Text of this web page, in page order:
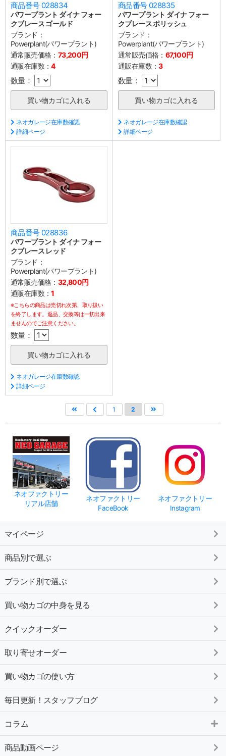
商品番号 028834
パワープラント ダイナ フォー
クブレース ゴールド
ブランド：
Powerplant(パワープラント)
通常販売価格： 73,200円
通販在庫数：4
数量：
ネオガレージ在庫数確認
詳細ページ
商品番号 028835
パワープラント ダイナ フォー
クブレース ポリッシュ
ブランド：
Powerplant(パワープラント)
通常販売価格： 67,100円
通販在庫数：3
数量：
ネオガレージ在庫数確認
詳細ページ
商品番号 028836
パワープラント ダイナ フォー
クブレース レッド
ブランド：
Powerplant(パワープラント)
通常販売価格： 32,800円
通販在庫数：1
※こちらの商品は売切れ次第、取り扱い
を終了します。返品、交換等は一切出来
ませんのでご注意ください。
数量：
ネオガレージ在庫数確認
詳細ページ
1 2
ネオファクトリー
リアル店舗
ネオファクトリー
FaceBook
ネオファクトリー
Instagram
マイページ
商品別で選ぶ
ブランド別で選ぶ
買い物カゴの中身を見る
クイックオーダー
取り寄せオーダー
買い物カゴの使い方
毎日更新！スタッフブログ
コラム
商品動画ページ